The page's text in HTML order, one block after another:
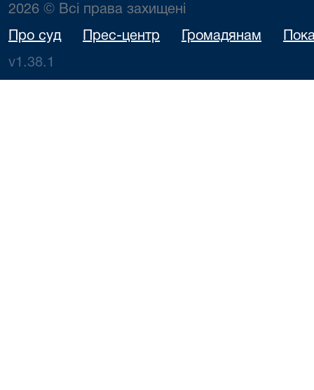
2026 © Всі права захищені
Про суд Прес-центр Громадянам
v1.38.1